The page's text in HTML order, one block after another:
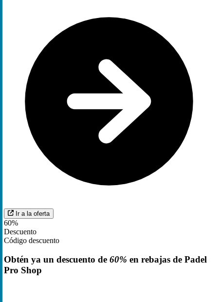
Ir a la oferta
60%
Descuento
Código descuento
Obtén ya un descuento de 60% en rebajas de Padel
Pro Shop